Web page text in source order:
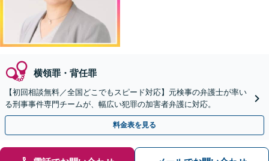
横領罪・背任罪
【初回相談無料／全国どこでもスピード対応】元検事の弁護士が率い
る刑事事件専門チームが、幅広い犯罪の加害者弁護に対応。
料金表を見る